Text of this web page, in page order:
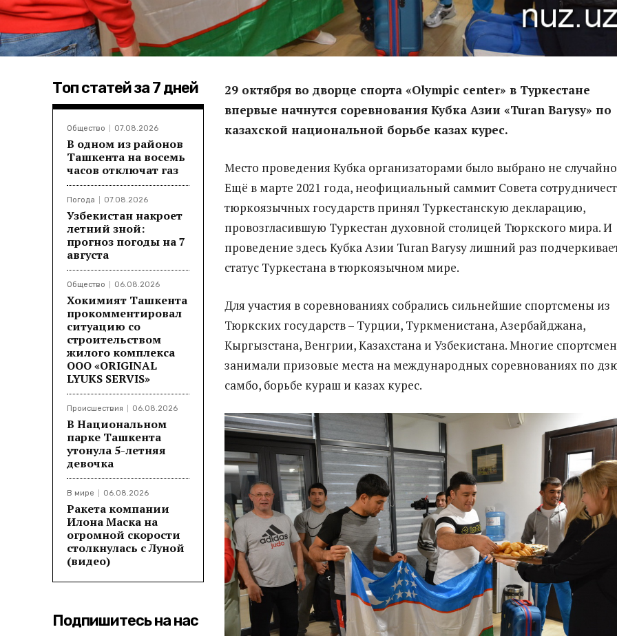
Топ статей за 7 дней
Общество 07.08.2026
В одном из районов
Ташкента на восемь
часов отключат газ
Погода 07.08.2026
Узбекистан накроет
летний зной:
прогноз погоды на 7
августа
Общество 06.08.2026
Хокимият Ташкента
прокомментировал
ситуацию со
строительством
жилого комплекса
ООО «ORIGINAL
LYUKS SERVIS»
Происшествия 06.08.2026
В Национальном
парке Ташкента
утонула 5-летняя
девочка
В мире 06.08.2026
Ракета компании
Илона Маска на
огромной скорости
столкнулась с Луной
(видео)
Подпишитесь на нас
29 октября во дворце спорта «Olympic center» в Туркестане
впервые начнутся соревнования Кубка Азии «Turan Barysy» по
казахской национальной борьбе казах курес.
Место проведения Кубка организаторами было выбрано не
Ещё в марте 2021 года, неофициальный саммит Совета
тюркоязычных государств принял Туркестанскую декларацию,
провозгласившую Туркестан духовной столицей Тюркского мира. И
проведение здесь Кубка Азии Turan Barysy лишний раз
статус Туркестана в тюркоязычном мире.
Для участия в соревнованиях собрались сильнейшие спортсмены из
Тюркских государств – Турции, Туркменистана, Азербайджана,
Кыргызстана, Венгрии, Казахстана и Узбекистана. Многие
занимали призовые места на международных соревнованиях по
самбо, борьбе кураш и казах курес.